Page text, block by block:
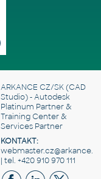
ARKANCE CZ/SK(CAD
Studio) - Autodesk
Platinum Partner &
Training Center &
Services Partner
KONTAKT:
| tel. +420 910 970 111